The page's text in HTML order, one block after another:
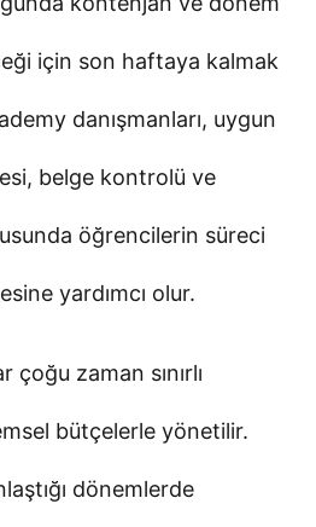
için son haftaya kalmak
danışmanları, uygun
belge kontrolü ve
öğrencilerin süreci
yardımcı olur.
çoğu zaman sınırlı
bütçelerle yönetilir.
dönemlerde